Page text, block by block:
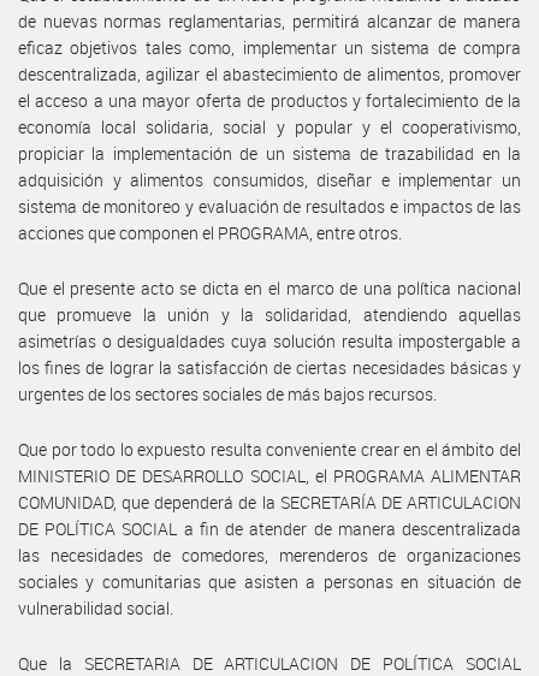
de nuevas normas reglamentarias, permitirá alcanzar de manera
eficaz objetivos tales como, implementar un sistema de compra
descentralizada, agilizar el abastecimiento de alimentos, promover
el acceso a una mayor oferta de productos y fortalecimiento de la
economía local solidaria, social y popular y el cooperativismo,
propiciar la implementación de un sistema de trazabilidad en la
adquisición y alimentos consumidos, diseñar e implementar un
sistema de monitoreo y evaluación de resultados e impactos de las
acciones que componen el PROGRAMA, entre otros.
Que el presente acto se dicta en el marco de una política nacional
que promueve la unión y la solidaridad, atendiendo aquellas
asimetrías o desigualdades cuya solución resulta impostergable a
los fines de lograr la satisfacción de ciertas necesidades básicas y
urgentes de los sectores sociales de más bajos recursos.
Que por todo lo expuesto resulta conveniente crear en el ámbito del
MINISTERIO DE DESARROLLO SOCIAL, el PROGRAMA ALIMENTAR
COMUNIDAD, que dependerá de la SECRETARÍA DE ARTICULACION
DE POLÍTICA SOCIAL a fin de atender de manera descentralizada
las necesidades de comedores, merenderos de organizaciones
sociales y comunitarias que asisten a personas en situación de
vulnerabilidad social.
Que la SECRETARIA DE ARTICULACION DE POLÍTICA SOCIAL